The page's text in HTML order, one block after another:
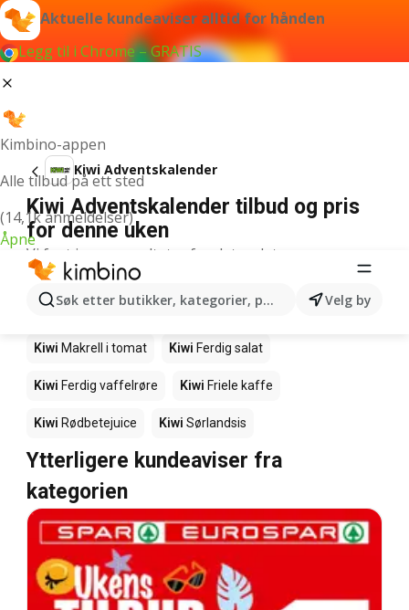
Aktuelle kundeaviser alltid for hånden
Legg til i Chrome – GRATIS
Kimbino-appen
Alle tilbud på ett sted
(14,1k anmeldelser)
Åpne
Søk etter butikker, kategorier, produkter...Velg by
Kiwi Adventskalender
Kiwi Adventskalender tilbud og pris
for denne uken
Vi fant ingen resultater for det ordet.
Andre produkter i butikkene Kiwi
Kiwi Fårikålkjøtt
Kiwi Makrell i tomat Kiwi Ferdig salat
Kiwi Ferdig vaffelrøre Kiwi Friele kaffe
Kiwi Rødbetejuice Kiwi Sørlandsis
Ytterligere kundeaviser fra
kategorien